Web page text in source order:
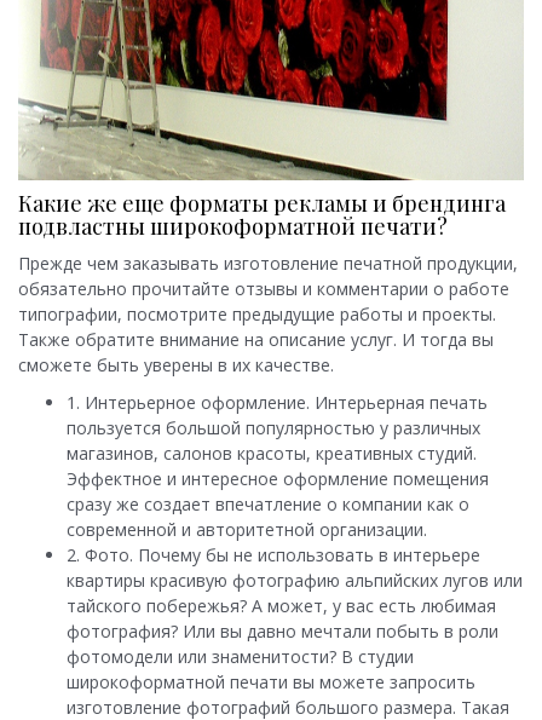
Какие же еще форматы рекламы и брендинга
подвластны широкоформатной печати?
Прежде чем заказывать изготовление печатной продукции,
обязательно прочитайте отзывы и комментарии о работе
типографии, посмотрите предыдущие работы и проекты.
Также обратите внимание на описание услуг. И тогда вы
сможете быть уверены в их качестве.
1. Интерьерное оформление. Интерьерная печать
пользуется большой популярностью у различных
магазинов, салонов красоты, креативных студий.
Эффектное и интересное оформление помещения
сразу же создает впечатление о компании как о
современной и авторитетной организации.
2. Фото. Почему бы не использовать в интерьере
квартиры красивую фотографию альпийских лугов или
тайского побережья? А может, у вас есть любимая
фотография? Или вы давно мечтали побыть в роли
фотомодели или знаменитости? В студии
широкоформатной печати вы можете запросить
изготовление фотографий большого размера. Такая